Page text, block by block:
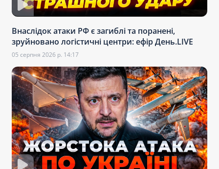
Внаслідок атаки РФ є загиблі та поранені,
зруйновано логістичні центри: ефір День.LIVE
05 серпня 2026 р. 14:17